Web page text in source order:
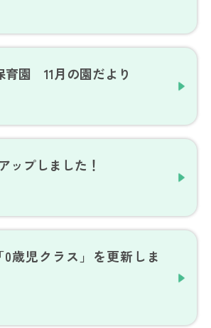
育園 11月の園だより
ップしました！
歳児クラス」を更新しま